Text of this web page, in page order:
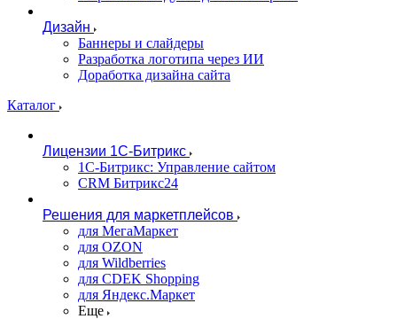
Дизайн
Баннеры и слайдеры
Разработка логотипа через ИИ
Доработка дизайна сайта
Каталог
Лицензии 1С-Битрикс
1С-Битрикс: Управление сайтом
CRM Битрикс24
Решения для маркетплейсов
для МегаМаркет
для OZON
для Wildberries
для CDEK Shopping
для Яндекс.Маркет
Еще